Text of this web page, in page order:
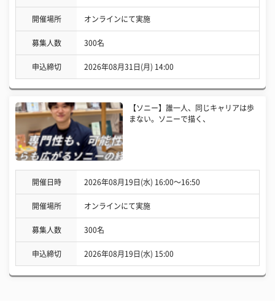
開催場所 オンラインにて実施
募集人数 300名
申込締切 2026年08月31日(月) 14:00
【ソニー】誰一人、同じキャリアは歩
まない。ソニーで描く、
開催日時 2026年08月19日(水) 16:00〜16:50
開催場所 オンラインにて実施
募集人数 300名
申込締切 2026年08月19日(水) 15:00